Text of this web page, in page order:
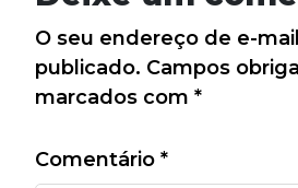
O seu endereço de e-
publicado. Campos
marcados com *
Comentário *